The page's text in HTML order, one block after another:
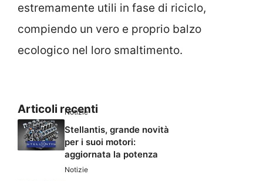
estremamente utili in fase di riciclo,
compiendo un vero e proprio balzo
ecologico nel loro smaltimento.
Articoli recenti
Notizie
Stellantis, grande novità
per i suoi motori:
aggiornata la potenza
Notizie